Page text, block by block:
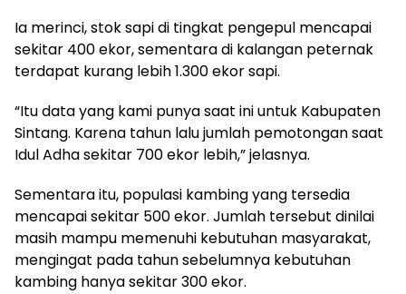
Ia merinci, stok sapi di tingkat pengepul mencapai
sekitar 400 ekor, sementara di kalangan peternak
terdapat kurang lebih 1.300 ekor sapi.
“Itu data yang kami punya saat ini untuk Kabupaten
Sintang. Karena tahun lalu jumlah pemotongan saat
Idul Adha sekitar 700 ekor lebih,” jelasnya.
Sementara itu, populasi kambing yang tersedia
mencapai sekitar 500 ekor. Jumlah tersebut dinilai
masih mampu memenuhi kebutuhan masyarakat,
mengingat pada tahun sebelumnya kebutuhan
kambing hanya sekitar 300 ekor.